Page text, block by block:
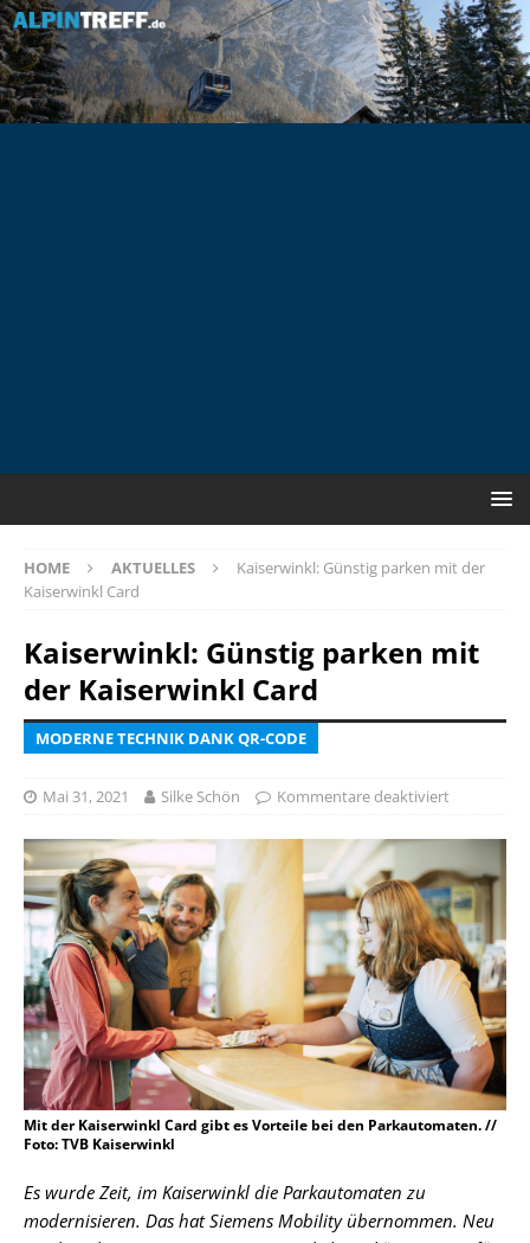
HOME AKTUELLES
Kaiserwinkl: Günstig parken mit der
Kaiserwinkl Card
Kaiserwinkl: Günstig parken mit
der Kaiserwinkl Card
MODERNE TECHNIK DANK QR-CODE
Mai 31, 2021 Silke Schön Kommentare deaktiviert
Mit der Kaiserwinkl Card gibt es Vorteile bei den Parkautomaten. //
Foto: TVB Kaiserwinkl
Es wurde Zeit, im Kaiserwinkl die Parkautomaten zu
modernisieren. Das hat Siemens Mobility übernommen. Neu